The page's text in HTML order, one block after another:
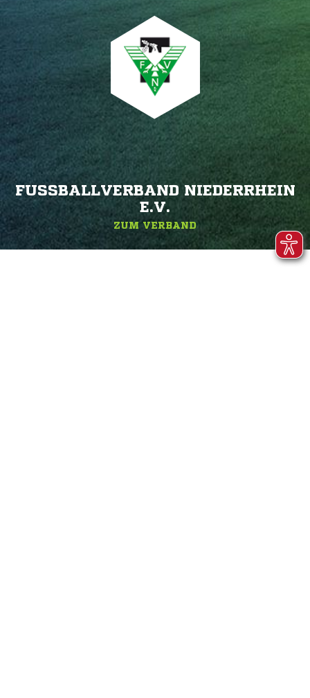
FUSSBALLVERBAND NIEDERRHEIN E
.V.
ZUM VERBAND